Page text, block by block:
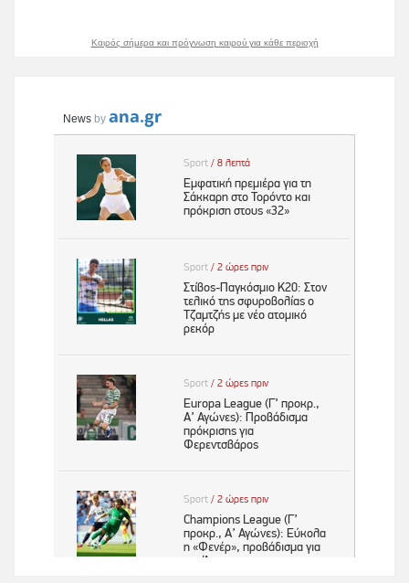
Καιρός σήμερα και πρόγνωση καιρού για κάθε περιοχή